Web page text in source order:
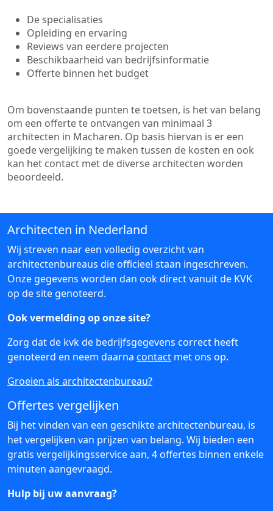
De specialisaties
Opleiding en ervaring
Reviews van eerdere projecten
Beschikbaarheid van bedrijfsinformatie
Offerte binnen het budget
Om bovenstaande punten te toetsen, is het van belang
om een offerte te ontvangen van minimaal 3
architecten in Macharen. Op basis hiervan is er een
goede vergelijking te maken tussen de kosten en ook
kan het contact met de diverse architecten worden
beoordeeld.
Architecten in Nederland
Wij streven naar een volledig overzicht van
architectenbureaus die officieel staan ingeschreven.
Onze gegevens worden dan ook direct vanuit de KVK
op de site genoteerd.
Ook vermelding op onze site?
Zorg dat de kvk de bedrijfsgegevens correct heeft
genoteerd en neem daarna contact met ons op.
Groeien als architectenbureau?
Offertes vergelijken
Bij het vinden van een geschikte architectenbureau, is
het vergelijken van prijzen van belang. Wij bieden een
gratis vergelijkingsservice aan, 4 offertes binnen enkele
minuten aangevraagd.
Hulp bij uw aanvraag?